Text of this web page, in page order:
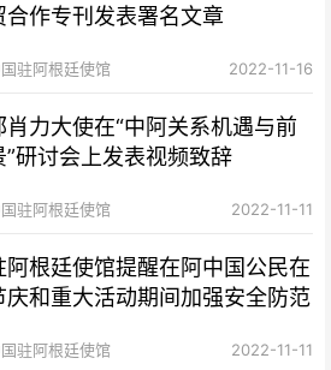
合作专刊发表署名文章
驻阿根廷使馆 2022-11-16
肖力大使在“中阿关系机遇与前
”研讨会上发表视频致辞
驻阿根廷使馆 2022-11-11
阿根廷使馆提醒在阿中国公民在
庆和重大活动期间加强安全防范
驻阿根廷使馆 2022-11-11